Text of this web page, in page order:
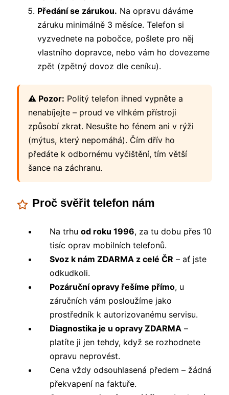
Předání se zárukou. Na opravu dáváme
záruku minimálně 3 měsíce. Telefon si
vyzvednete na pobočce, pošlete pro něj
vlastního dopravce, nebo vám ho dovezeme
zpět (zpětný dovoz dle ceníku).
⚠️ Pozor: Politý telefon ihned vypněte a
nenabíjejte – proud ve vlhkém přístroji
způsobí zkrat. Nesušte ho fénem ani v rýži
(mýtus, který nepomáhá). Čím dřív ho
předáte k odbornému vyčištění, tím větší
šance na záchranu.
Proč svěřit telefon nám
Na trhu od roku 1996, za tu dobu přes 10
tisíc oprav mobilních telefonů.
Svoz k nám ZDARMA z celé ČR – ať jste
odkudkoli.
Pozáruční opravy řešíme přímo, u
záručních vám posloužíme jako
prostředník k autorizovanému servisu.
Diagnostika je u opravy ZDARMA –
platíte ji jen tehdy, když se rozhodnete
opravu neprovést.
Cena vždy odsouhlasená předem – žádná
překvapení na faktuře.